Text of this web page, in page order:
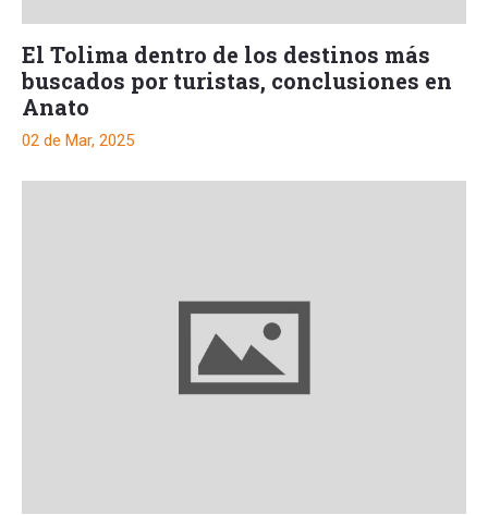
El Tolima dentro de los destinos más
buscados por turistas, conclusiones en
Anato
02 de Mar, 2025